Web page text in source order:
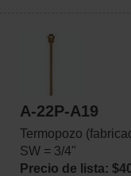
A-22P-A19
Termopozo
SW = 3/4"
Precio de lista: